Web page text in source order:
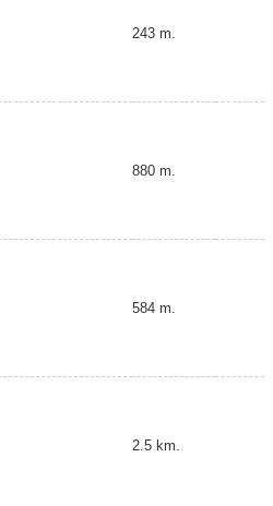
243 m.
880 m.
584 m.
2.5 km.